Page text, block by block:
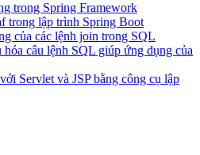
trong Spring Framework
trong lập trình Spring Boot
của các lệnh join trong SQL
câu lệnh SQL giúp ứng dụng của
Servlet và JSP bằng công cụ lập